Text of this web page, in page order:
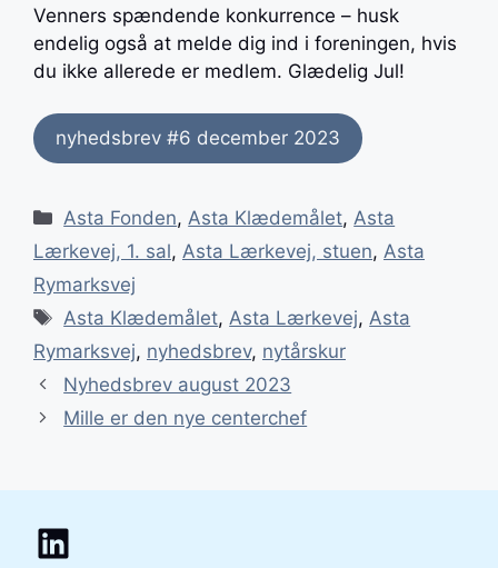
Venners spændende konkurrence – husk
endelig også at melde dig ind i foreningen, hvis
du ikke allerede er medlem. Glædelig Jul!
nyhedsbrev #6 december 2023
Kategorier
Asta Fonden,Asta Klædemålet,Asta
Lærkevej, 1. sal, Asta Lærkevej, stuen, Asta
Rymarksvej
Tags
Asta Klædemålet,Asta Lærkevej,Asta
Rymarksvej, nyhedsbrev, nytårskur
Indlægsnavigation
Nyhedsbrev august 2023
Mille er den nye centerchef
LinkedIn